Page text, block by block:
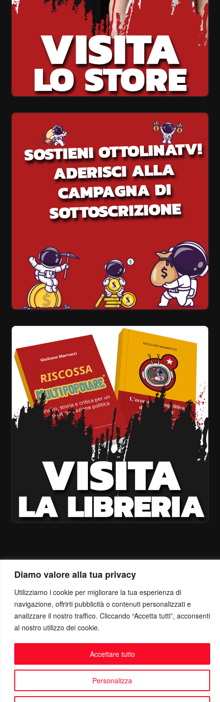
Diamo valore alla tua privacy
Utilizziamo i cookie per migliorare la tua esperienza di
navigazione, offrirti pubblicità o contenuti personalizzati e
analizzare il nostro traffico. Cliccando “Accetta tutti”, acconsenti
al nostro utilizzo dei cookie.
Personalizza
Accettare tutto